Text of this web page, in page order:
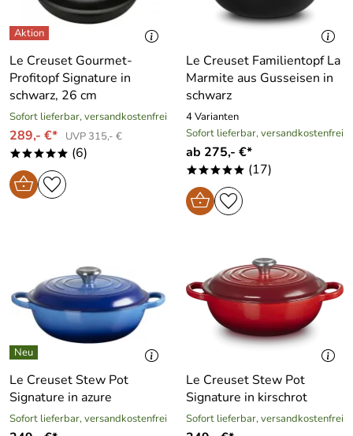
Le Creuset Gourmet-
Profitopf Signature in
schwarz, 26 cm
Sofort lieferbar, versandkostenfrei
289,- €* UVP 315,- €
***** (6)
Le Creuset Familientopf La
Marmite aus Gusseisen in
schwarz
4 Varianten
Sofort lieferbar, versandkostenfrei
ab 275,- €*
***** (17)
Le Creuset Stew Pot
Signature in azure
Sofort lieferbar, versandkostenfrei
Le Creuset Stew Pot
Signature in kirschrot
Sofort lieferbar, versandkostenfrei